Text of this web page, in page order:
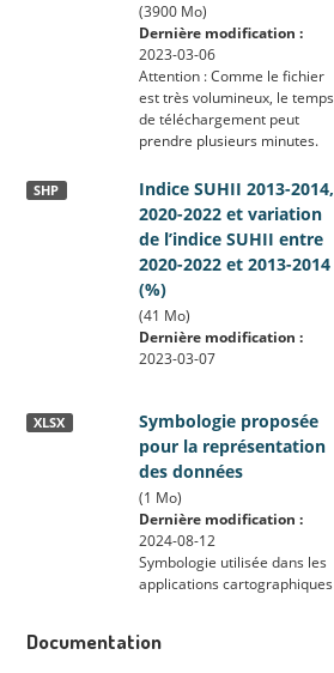
(3900 Mo)
Dernière modification :
2023-03-06
Attention : Comme le fichier
est très volumineux, le temps
de téléchargement peut
prendre plusieurs minutes.
Indice SUHII 2013-2014,
2020-2022 et variation
de l’indice SUHII entre
2020-2022 et 2013-2014
(%)
SHP
(41 Mo)
Dernière modification :
2023-03-07
Symbologie proposée
pour la représentation
des données
XLSX
(1 Mo)
Dernière modification :
2024-08-12
Symbologie utilisée dans les
applications cartographiques
Documentation